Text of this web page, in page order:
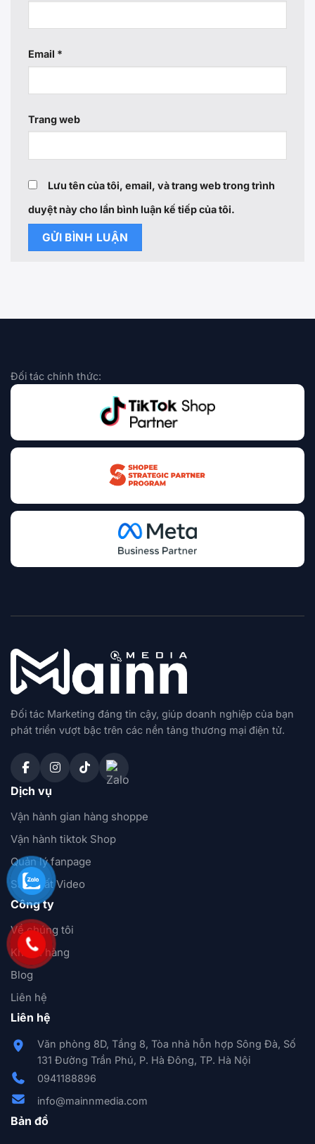
Email *
Trang web
Lưu tên của tôi, email, và trang web trong trình
duyệt này cho lần bình luận kế tiếp của tôi.
Đối tác chính thức:
Đối tác Marketing đáng tin cậy, giúp doanh nghiệp của bạn
phát triển vượt bậc trên các nền tảng thương mại điện tử.
Dịch vụ
Vận hành gian hàng shoppe
Vận hành tiktok Shop
Quản lý fanpage
Sản xuất Video
Công ty
Về chúng tôi
Khách hàng
Blog
Liên hệ
Liên hệ
Văn phòng 8D, Tầng 8, Tòa nhà hỗn hợp Sông Đà, Số
131 Đường Trần Phú, P. Hà Đông, TP. Hà Nội
0941188896
info@mainnmedia.com
Bản đồ